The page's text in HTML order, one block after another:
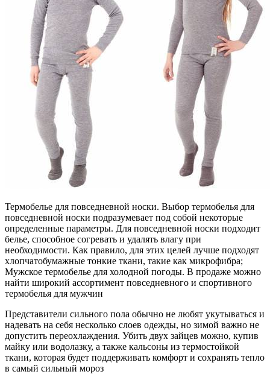
Термобелье для повседневной носки. Выбор термобелья для
повседневной носки подразумевает под собой некоторые
определенные параметры. Для повседневной носки подходит
белье, способное согревать и удалять влагу при
необходимости. Как правило, для этих целей лучше подходят
хлопчатобумажные тонкие ткани, такие как микрофибра;
Мужское термобелье для холодной погоды. В продаже можно
найти широкий ассортимент повседневного и спортивного
термобелья для мужчин
Представители сильного пола обычно не любят укутываться и
надевать на себя несколько слоев одежды, но зимой важно не
допустить переохлаждения. Убить двух зайцев можно, купив
майку или водолазку, а также кальсоны из термостойкой
ткани, которая будет поддерживать комфорт и сохранять тепло
в самый сильный мороз